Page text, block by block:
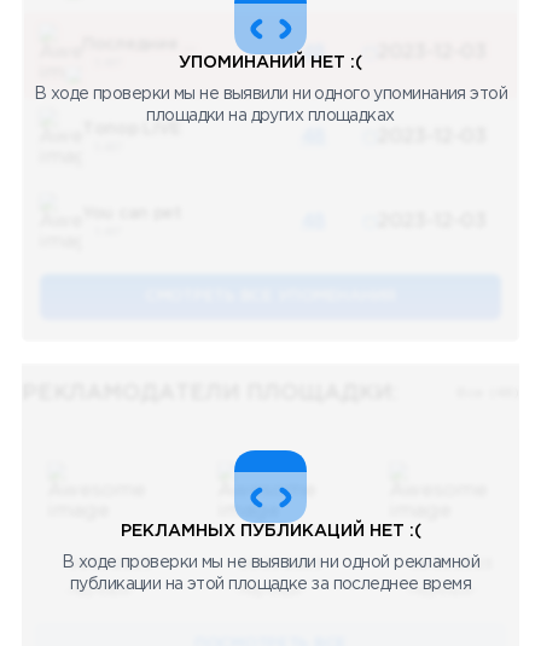
48
УПОМИНАНИЙ НЕТ :(
В ходе проверки мы не выявили ни одного упоминания этой
площадки на других площадках
08.05.2023
Научный
08.05.2023
Научный
08.05.2023
Научный
РЕКЛАМНЫХ ПУБЛИКАЦИЙ НЕТ :(
В ходе проверки мы не выявили ни одной рекламной
публикации на этой площадке за последнее время